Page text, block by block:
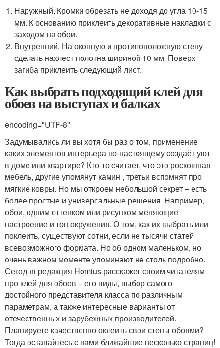
Наружный. Кромки обрезать не доходя до угла 10-15
мм. К основанию приклеить декоративные накладки с
заходом на обои.
Внутренний. На оконную и противоположную стену
сделать нахлест полотна шириной 10 мм. Поверх
загиба приклеить следующий лист.
Как выбрать подходящий клей для
обоев на выступах и балках
encoding="UTF-8"
Задумывались ли вы хотя бы раз о том, применение
каких элементов интерьера по-настоящему создаёт уют
в доме или квартире? Кто-то считает, что это роскошная
мебель, другие упомянут камин , третьи вспомнят про
мягкие ковры. Но мы откроем небольшой секрет – есть
более простые и универсальные решения. Например,
обои, одним оттенком или рисунком меняющие
настроение и тон окружения. О том, как их выбрать или
поклеить, существуют сотни, если не тысячи статей
всевозможного формата. Но об одном маленьком, но
очень важном моменте упоминают не столь подробно.
Сегодня редакция Homius расскажет своим читателям
про клей для обоев – его виды, выбор самого
достойного представителя класса по различным
параметрам, а также интересные варианты от
отечественных и зарубежных производителей.
Планируете качественно оклеить свои стены обоями?
Тогда оставайтесь с нами ближайшие несколько страниц!